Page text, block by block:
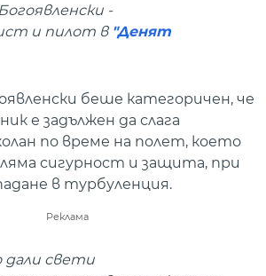
-
и пилот в "Денят
беше категоричен, че
е задължен да слага
по време на полет, което
сигурност и защита, при
в турбуленция.
Реклама
дали свети